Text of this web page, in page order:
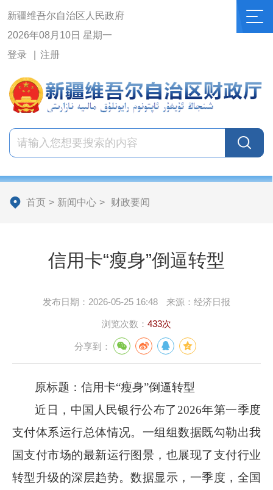
新疆维吾尔自治区人民政府
2026年08月10日 星期一
登录
注册
首页 > 新闻中心 > 财政要闻
信用卡“瘦身”倒逼转型
发布日期： 2026-05-25 16:48 来源： 经济日报
浏览次数： 433次
分享到：
原标题：信用卡“瘦身”倒逼转型
近日，中国人民银行公布了2026年第一季度
支付体系运行总体情况。一组组数据既勾勒出我
国支付市场的最新运行图景，也展现了支付行业
转型升级的深层趋势。数据显示，一季度，全国